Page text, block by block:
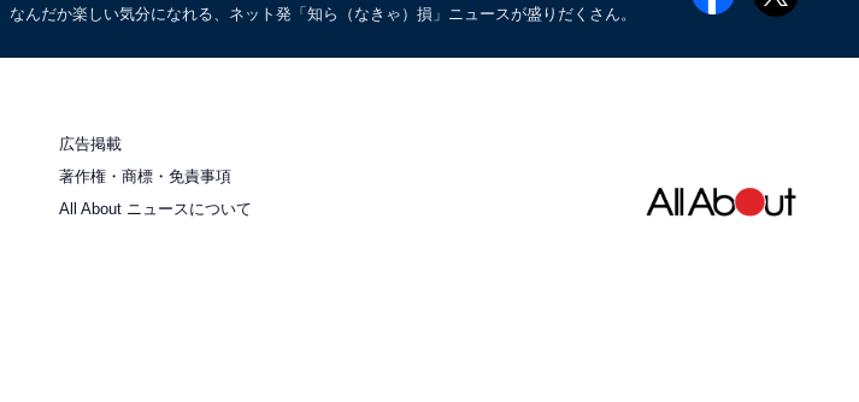
んだか楽しい気分になれる、ネット発「知ら（なきゃ）損」ニュースが盛りだくさん。
広告掲載
著作権・商標・免責事項
All About ニュースについて